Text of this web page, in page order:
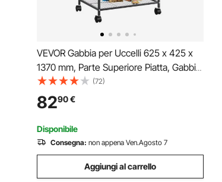
VEVOR Gabbia per Uccelli 625 x 425 x
1370 mm, Parte Superiore Piatta, Gabbia
per Uccelli in Ferro Battuto con Trespoli,
Vassoio Estraibile e Mangiatoie in
Plastica, per Pappagallo, Cinciarella
(72)
8290€
Disponibile
Consegna: non appena Ven.Agosto 7
Aggiungi al carrello